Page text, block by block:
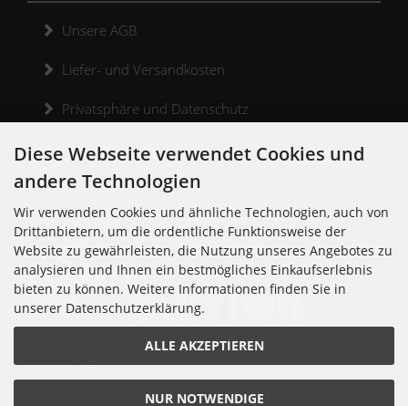
Unsere AGB
Liefer- und Versandkosten
Privatsphäre und Datenschutz
Widerrufsrecht
Widerrufsformular
Kontakt
10997 Berlin
Diese Webseite verwendet Cookies und
andere Technologien
Wir verwenden Cookies und ähnliche Technologien, auch von
Drittanbietern, um die ordentliche Funktionsweise der
Website zu gewährleisten, die Nutzung unseres Angebotes zu
analysieren und Ihnen ein bestmögliches Einkaufserlebnis
bieten zu können. Weitere Informationen finden Sie in
unserer Datenschutzerklärung.
ALLE AKZEPTIEREN
NUR NOTWENDIGE